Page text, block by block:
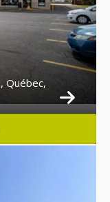
Québec,